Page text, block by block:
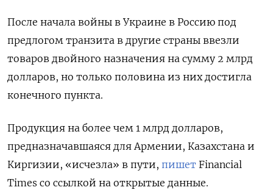
После начала войны в Украине в Россию под
предлогом транзита в другие страны ввезли
товаров двойного назначения на сумму 2 млрд
долларов, но только половина из них достигла
конечного пункта.
Продукция на более чем 1 млрд долларов,
предназначавшаяся для Армении, Казахстана и
Киргизии, «исчезла» в пути, пишет Financial
Times со ссылкой на открытые данные.